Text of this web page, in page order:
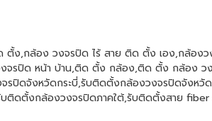
ตั้ง,กล้อง วงจรปิด ไร้ สาย ติด ตั้ง เอง,กล้องว
รปิด หน้า บ้าน,ติด ตั้ง กล้อง,ติด ตั้ง กล้อง ว
รปิดจังหวัดกระบี่,รับติดตั้งกล้องวงจรปิดจังหวั
ติดตั้งกล้องวงจรปิดภาคใต้,รับติดตั้งสาย